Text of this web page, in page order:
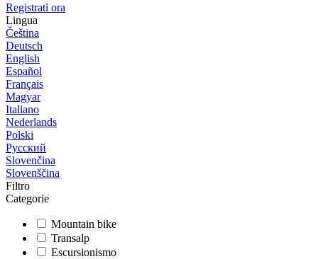
Registrati ora
Lingua
Čeština
Deutsch
English
Español
Français
Magyar
Italiano
Nederlands
Polski
Русский
Slovenčina
Slovenščina
Filtro
Categorie
Mountain bike
Transalp
Escursionismo